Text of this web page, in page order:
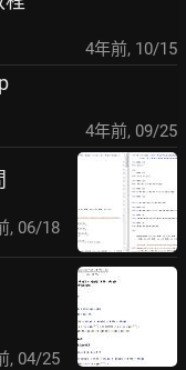
4年前, 10/15
4年前, 09/25
, 06/18
, 04/25